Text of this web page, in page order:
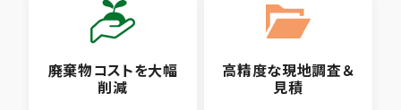
廃棄物コストを大幅
削減
高精度な現地調査＆
見積